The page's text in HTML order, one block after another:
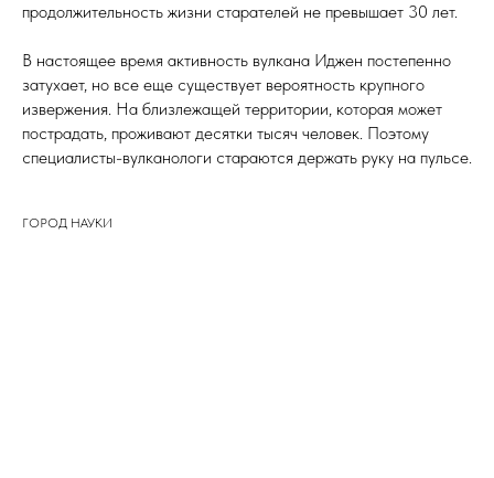
продолжительность жизни старателей не превышает 30 лет.
В настоящее время активность вулкана Иджен постепенно
затухает, но все еще существует вероятность крупного
извержения. На близлежащей территории, которая может
пострадать, проживают десятки тысяч человек. Поэтому
специалисты-вулканологи стараются держать руку на пульсе.
ГОРОД НАУКИ